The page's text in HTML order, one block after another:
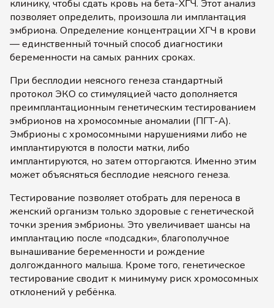
клинику, чтобы сдать кровь на бета-ХГЧ. Этот анализ
позволяет определить, произошла ли имплантация
эмбриона. Определение концентрации ХГЧ в крови
— единственный точный способ диагностики
беременности на самых ранних сроках.
При бесплодии неясного генеза стандартный
протокол ЭКО со стимуляцией часто дополняется
преимплантационным генетическим тестированием
эмбрионов на хромосомные аномалии (ПГТ-А).
Эмбрионы с хромосомными нарушениями либо не
имплантируются в полости матки, либо
имплантируются, но затем отторгаются. Именно этим
может объясняться бесплодие неясного генеза.
Тестирование позволяет отобрать для переноса в
женский организм только здоровые с генетической
точки зрения эмбрионы. Это увеличивает шансы на
имплантацию после «подсадки», благополучное
вынашивание беременности и рождение
долгожданного малыша. Кроме того, генетическое
тестирование сводит к минимуму риск хромосомных
отклонений у ребёнка.